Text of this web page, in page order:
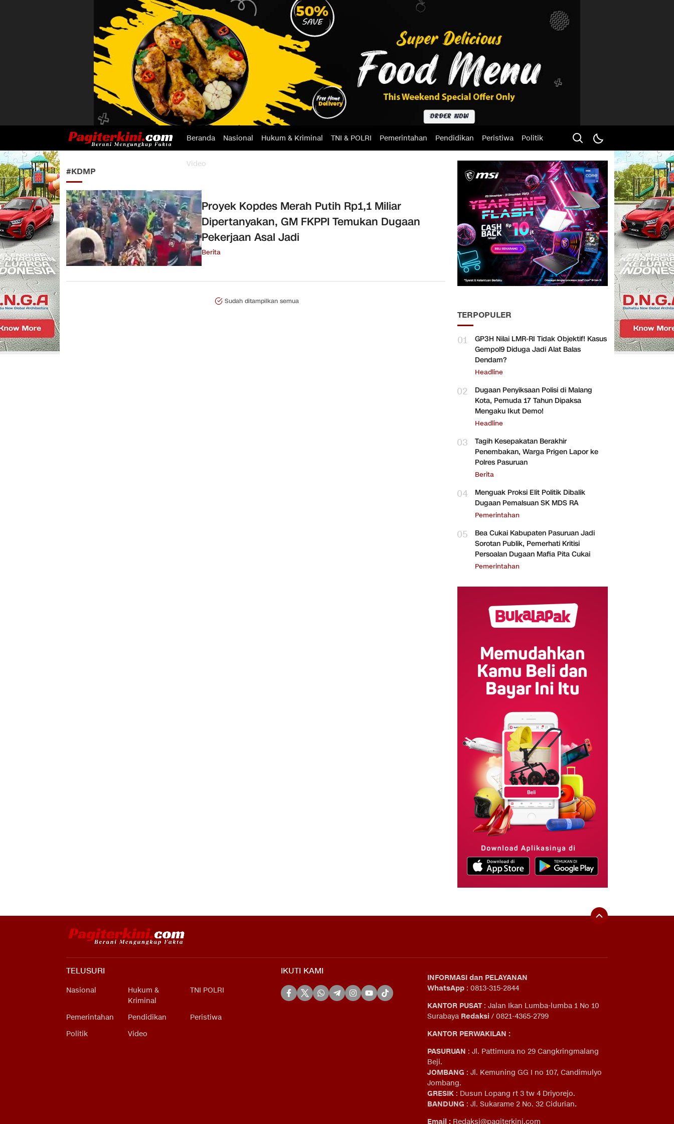
Beranda Nasional Hukum & Kriminal TNI & POLRI Pemerintahan Pendidikan Peristiwa Politik
Video
#KDMP
Proyek Kopdes Merah Putih Rp1,1 Miliar
Dipertanyakan, GM FKPPI Temukan Dugaan
Pekerjaan Asal Jadi
Berita
Sudah ditampilkan semua
TERPOPULER
01
GP3H Nilai LMR-RI Tidak Objektif! Kasus
Gempol9 Diduga Jadi Alat Balas
Dendam?
Headline
02
Dugaan Penyiksaan Polisi di Malang
Kota, Pemuda 17 Tahun Dipaksa
Mengaku Ikut Demo!
Headline
03
Tagih Kesepakatan Berakhir
Penembakan, Warga Prigen Lapor ke
Polres Pasuruan
Berita
04
Menguak Proksi Elit Politik Dibalik
Dugaan Pemalsuan SK MDS RA
Pemerintahan
05
Bea Cukai Kabupaten Pasuruan Jadi
Sorotan Publik, Pemerhati Kritisi
Persoalan Dugaan Mafia Pita Cukai
Pemerintahan
TELUSURI
Nasional
Hukum &
Kriminal
TNI POLRI
Pemerintahan Pendidikan
Peristiwa
Politik
Video
IKUTI KAMI
INFORMASI dan PELAYANAN
WhatsApp : 0813-315-2844
KANTOR PUSAT: Jalan Ikan Lumba-lumba 1 No 10
Surabaya Redaksi / 0821-4365-2799
KANTOR PERWAKILAN :
PASURUAN : Jl. Pattimura no 29 Cangkringmalang
Beji.
JOMBANG : Jl. Kemuning GG I no 107, Candimulyo
Jombang.
GRESIK : Dusun Lopang rt 3 tw 4 Driyorejo.
BANDUNG : Jl. Sukarame 2 No. 32 Cidurian.
Email : Redaksi@pagiterkini.com